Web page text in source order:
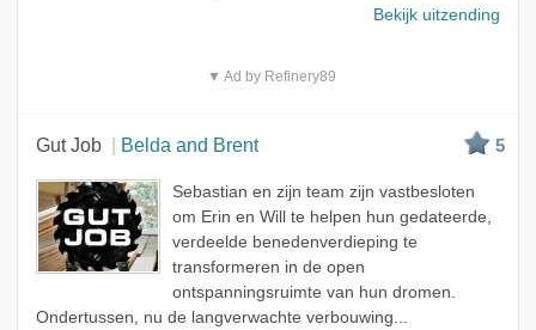
Bekijk uitzending
▼ Ad by Refinery89
Gut Job Belda and Brent 5
Sebastian en zijn team zijn vastbesloten
om Erin en Will te helpen hun gedateerde,
verdeelde benedenverdieping te
transformeren in de open
ontspanningsruimte van hun dromen.
Ondertussen, nu de langverwachte verbouwing...